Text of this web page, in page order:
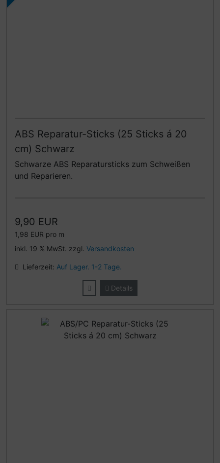
ABS Reparatur-Sticks (25 Sticks á 20
cm) Schwarz
Schwarze ABS Reparatursticks zum Schweißen
und Reparieren.
9,90 EUR
1,98 EUR pro m
inkl. 19 % MwSt. zzgl. Versandkosten
Lieferzeit: Auf Lager. 1-2 Tage.
Details